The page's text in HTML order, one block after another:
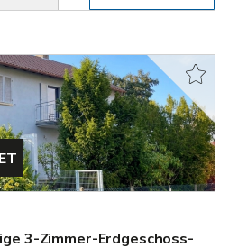
3-Zimmer-Erdgeschoss-